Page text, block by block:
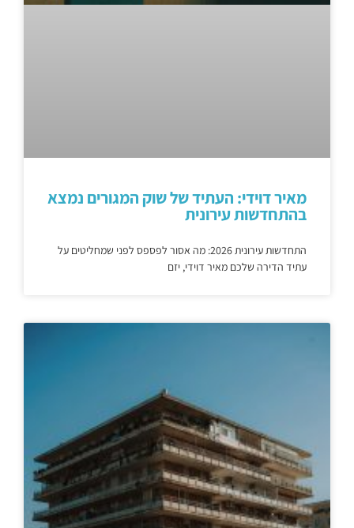
מאיר דוידי: העתיד של שוק המגורים נמצא
בהתחדשות עירונית
התחדשות עירונית 2026: מה אסור לפספס לפני שמחליטים על
עתיד הדירה שלכם מאיר דוידי, יזם